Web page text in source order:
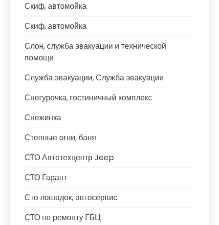
Скиф, автомойка
Скиф, автомойка
Слон, служба эвакуации и технической
помощи
Служба эвакуации, Служба эвакуации
Снегурочка, гостиничный комплекс
Снежинка
Степные огни, баня
СТО Автотехцентр Jeep
СТО Гарант
Сто лошадок, автосервис
СТО по ремонту ГБЦ